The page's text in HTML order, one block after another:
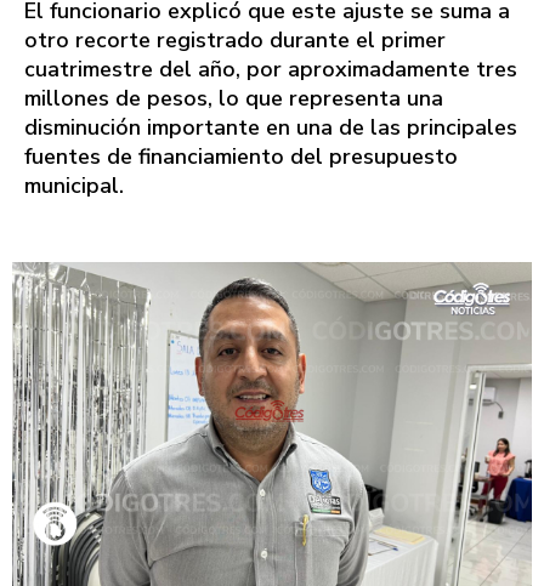
El funcionario explicó que este ajuste se suma a
otro recorte registrado durante el primer
cuatrimestre del año, por aproximadamente tres
millones de pesos, lo que representa una
disminución importante en una de las principales
fuentes de financiamiento del presupuesto
municipal.